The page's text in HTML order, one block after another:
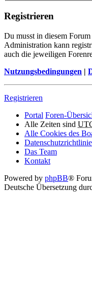
Registrieren
Du musst in diesem
Administration kann
auch die jeweiligen
Nutzungsbedingungen |
Registrieren
Portal Foren-
Alle Zeiten sind
Alle Cookies des
Datenschutzrichtlinie
Das Team
Kontakt
Powered by phpBB®
Deutsche Übersetzung